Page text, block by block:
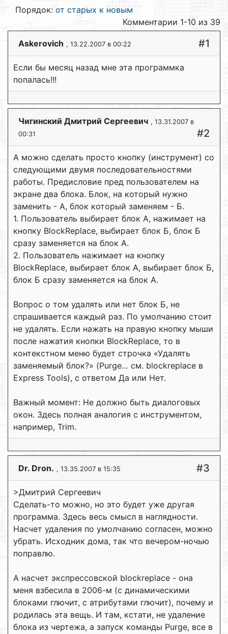
Порядок: от старых к новым
Комментарии 1-10 из 39
Askerovich , 13.22.2007 в 00:22 #1
Если бы месяц назад мне эта программка
попалась!!!
Чигинский Дмитрий Сергеевич , 13.31.2007 в
00:31
#2
А можно сделать просто кнопку (инструмент) со
следующими двумя последовательностями
работы. Предисловие пред пользователем на
экране два блока. Блок, на который нужно
заменить - А, блок который заменяем - Б.
1. Пользователь выбирает блок А, нажимает на
кнопку BlockReplace, выбирает блок Б, блок Б
сразу заменяется на блок А.
2. Пользователь нажимает на кнопку
BlockReplace, выбирает блок А, выбирает блок Б,
блок Б сразу заменяется на блок А.
Вопрос о том удалять или нет блок Б, не
спрашивается каждый раз. По умолчанию стоит
не удалять. Если нажать на правую кнопку мыши
после нажатия кнопки BlockReplace, то в
контекстном меню будет строчка «Удалять
заменяемый блок?» (Purge… см. blockreplace в
Express Tools), с ответом Да или Нет.
Важный момент: Не должно быть диалоговых
окон. Здесь полная аналогия с инструментом,
например, Trim.
Dr. Dron. , 13.35.2007 в 15:35 #3
>Дмитрий Сергеевич
Сделать-то можно, но это будет уже другая
программа. Здесь весь смысл в наглядности.
Насчет удаления по умолчанию согласен, можно
убрать. Исходник дома, так что вечером-ночью
поправлю.
А насчет экспрессовской blockreplace - она
меня взбесила в 2006-м (с динамическими
блоками глючит, с атрибутами глючит), почему и
родилась эта вещь. И там, кстати, не удаление
блока из чертежа, а запуск команды Purge, все в